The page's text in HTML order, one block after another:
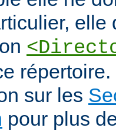
elle
répertoire.
sur les
pour plus